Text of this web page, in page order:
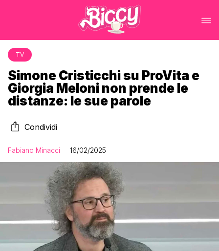
TV
Simone Cristicchi su ProVita e
Giorgia Meloni non prende le
distanze: le sue parole
Condividi
Fabiano Minacci 16/02/2025